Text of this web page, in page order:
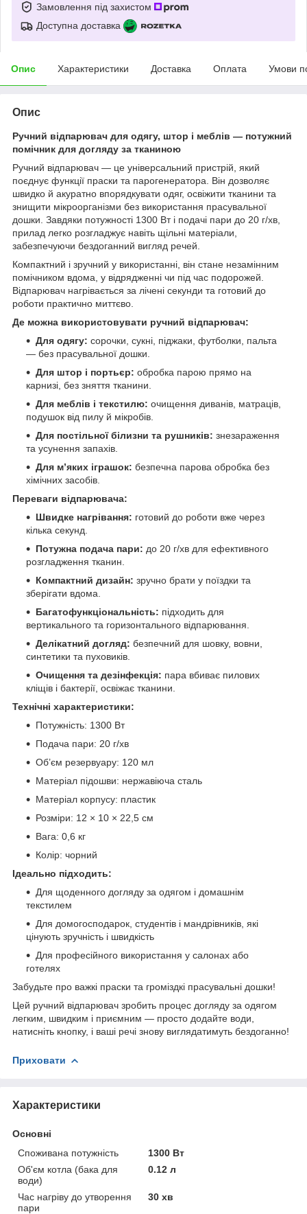
Замовлення під захистом
Доступна доставка
Опис Характеристики Доставка Оплата Умови
Опис
Ручний відпарювач для одягу, штор і меблів — потужний
помічник для догляду за тканиною
Ручний відпарювач — це універсальний пристрій, який
поєднує функції праски та парогенератора. Він дозволяє
швидко й акуратно впорядкувати одяг, освіжити тканини та
знищити мікроорганізми без використання прасувальної
дошки. Завдяки потужності 1300 Вт і подачі пари до 20 г/хв,
прилад легко розгладжує навіть щільні матеріали,
забезпечуючи бездоганний вигляд речей.
Компактний і зручний у використанні, він стане незамінним
помічником вдома, у відрядженні чи під час подорожей.
Відпарювач нагрівається за лічені секунди та готовий до
роботи практично миттєво.
Де можна використовувати ручний відпарювач:
Для одягу: сорочки, сукні, піджаки, футболки, пальта
— без прасувальної дошки.
Для штор і портьєр: обробка парою прямо на
карнизі, без зняття тканини.
Для меблів і текстилю: очищення диванів, матраців,
подушок від пилу й мікробів.
Для постільної білизни та рушників: знезараження
та усунення запахів.
Для м’яких іграшок: безпечна парова обробка без
хімічних засобів.
Переваги відпарювача:
Швидке нагрівання: готовий до роботи вже через
кілька секунд.
Потужна подача пари: до 20 г/хв для ефективного
розгладження тканин.
Компактний дизайн: зручно брати у поїздки та
зберігати вдома.
Багатофункціональність: підходить для
вертикального та горизонтального відпарювання.
Делікатний догляд: безпечний для шовку, вовни,
синтетики та пуховиків.
Очищення та дезінфекція: пара вбиває пилових
кліщів і бактерії, освіжає тканини.
Технічні характеристики:
Потужність: 1300 Вт
Подача пари: 20 г/хв
Об’єм резервуару: 120 мл
Матеріал підошви: нержавіюча сталь
Матеріал корпусу: пластик
Розміри: 12 × 10 × 22,5 см
Вага: 0,6 кг
Колір: чорний
Ідеально підходить:
Для щоденного догляду за одягом і домашнім
текстилем
Для домогосподарок, студентів і мандрівників, які
цінують зручність і швидкість
Для професійного використання у салонах або
готелях
Забудьте про важкі праски та громіздкі прасувальні дошки!
Цей ручний відпарювач зробить процес догляду за одягом
легким, швидким і приємним — просто додайте води,
натисніть кнопку, і ваші речі знову виглядатимуть бездоганно!
Приховати
Характеристики
Основні
Споживана потужність
1300 Вт
Об'єм котла (бака для
води)
0.12 л
Час нагріву до утворення
пари
30 хв